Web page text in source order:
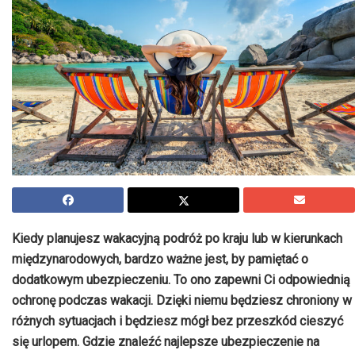
Kiedy planujesz wakacyjną podróż po kraju lub w kierunkach
międzynarodowych, bardzo ważne jest, by pamiętać o
dodatkowym ubezpieczeniu. To ono zapewni Ci odpowiednią
ochronę podczas wakacji. Dzięki niemu będziesz chroniony w
różnych sytuacjach i będziesz mógł bez przeszkód cieszyć
się urlopem. Gdzie znaleźć najlepsze ubezpieczenie na